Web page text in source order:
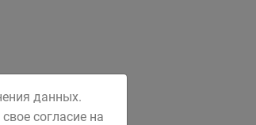
данных.
согласие на